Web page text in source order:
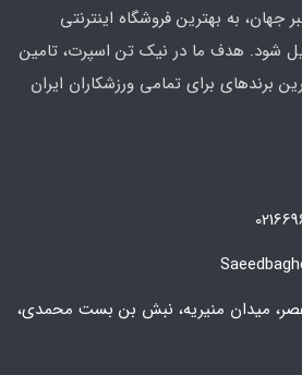
جهان، به بهترین فروشگاه اینترنتی
شود. هدف ما در نیک تن اسپرت، تامین
برندهای برای تمامی ورزشکاران ایران
میدان منیریه، نبش بن بست محمدی،